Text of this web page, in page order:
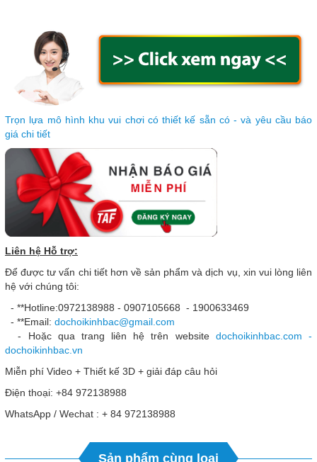
Trọn lựa mô hình khu vui chơi có thiết kế sẵn có - và yêu cầu báo
giá chi tiết
Liên hệ Hỗ trợ:
Để được tư vấn chi tiết hơn về sản phẩm và dịch vụ, xin vui lòng liên
hệ với chúng tôi:
- **Hotline:0972138988 - 0907105668 - 1900633469
- **Email: dochoikinhbac@gmail.com
- Hoặc qua trang liên hệ trên website dochoikinhbac.com -
dochoikinhbac.vn
Miễn phí Video + Thiết kế 3D + giải đáp câu hỏi
Điện thoại: +84 972138988
WhatsApp / Wechat : + 84 972138988
Sản phẩm cùng loại